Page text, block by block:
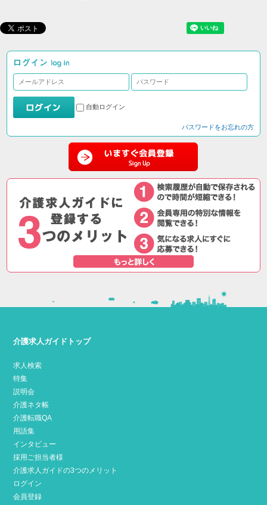
自動ログイン
パスワードをお忘れの方
介護求人ガイドトップ
求人検索
特集
説明会
介護ネタ帳
介護転職QA
用語集
インタビュー
採用ご担当者様
介護求人ガイドの3つのメリット
ログイン
会員登録